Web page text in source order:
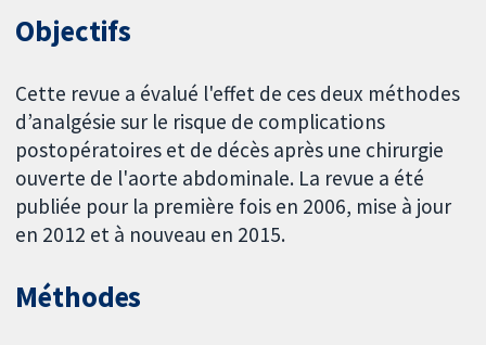
Objectifs
Cette revue a évalué l'effet de ces deux méthodes
d’analgésie sur le risque de complications
postopératoires et de décès après une chirurgie
ouverte de l'aorte abdominale. La revue a été
publiée pour la première fois en 2006, mise à jour
en 2012 et à nouveau en 2015.
Méthodes